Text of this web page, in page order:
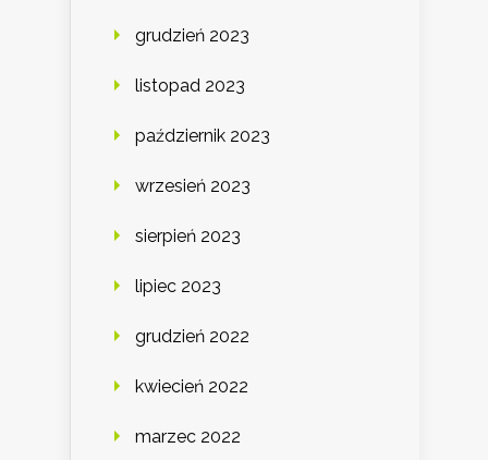
grudzień 2023
listopad 2023
październik 2023
wrzesień 2023
sierpień 2023
lipiec 2023
grudzień 2022
kwiecień 2022
marzec 2022